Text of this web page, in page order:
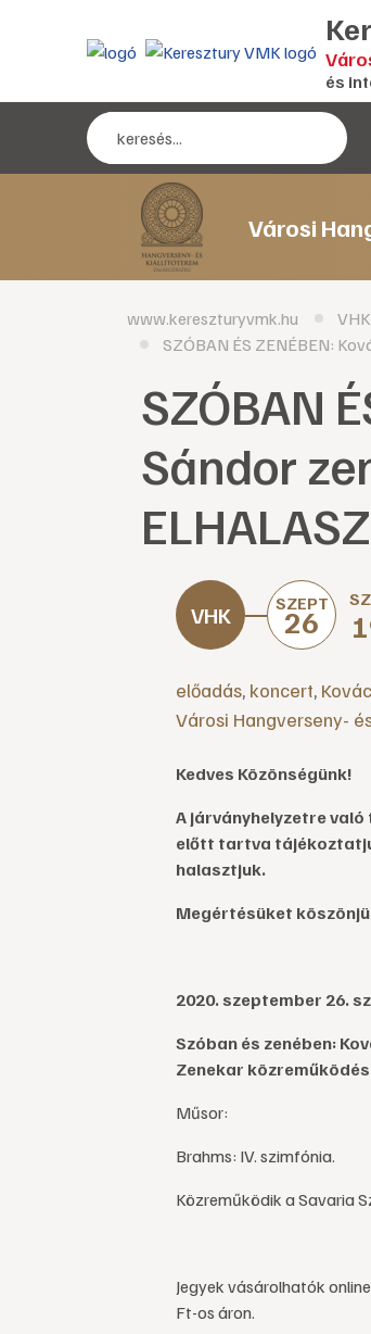
és
Városi
www.kereszturyvmk.hu VHK
SZÓBAN ÉS ZENÉBEN:
SZÓBAN
Sándor
SZEPT
26
előadás, koncert,
Városi Hangverseny-
Kedves Közönségünk!
A járványhelyzetre
előtt tartva
halasztjuk.
Megértésüket
2020. szeptember 26.
Szóban és zenében:
Zenekar
Műsor:
Brahms: IV. szimfónia.
Közreműködik a Savaria
Jegyek vásárolhatók
Ft-os áron.